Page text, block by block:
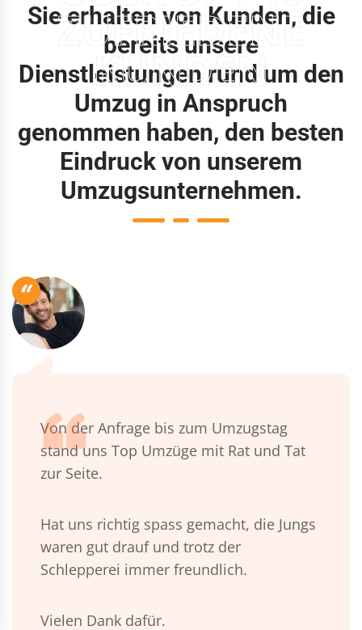
ZUFRIEDENE
KUNDEN
Sie erhalten von Kunden, die
bereits unsere
Dienstleistungen rund um den
Umzug in Anspruch
genommen haben, den besten
Eindruck von unserem
Umzugsunternehmen.
“
Von der Anfrage bis zum Umzugstag
stand uns Top Umzüge mit Rat und Tat
zur Seite.
Hat uns richtig spass gemacht, die Jungs
waren gut drauf und trotz der
Schlepperei immer freundlich.
Vielen Dank dafür.